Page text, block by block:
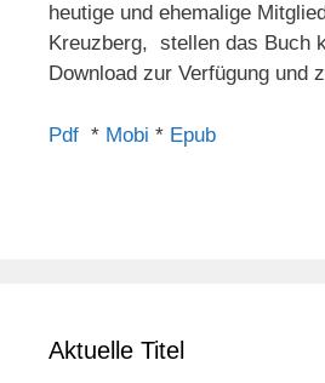
heutige und ehemalige
Kreuzberg, stellen das Buch
Download zur Verfügung und
Pdf * Mobi * Epub
Aktuelle Titel